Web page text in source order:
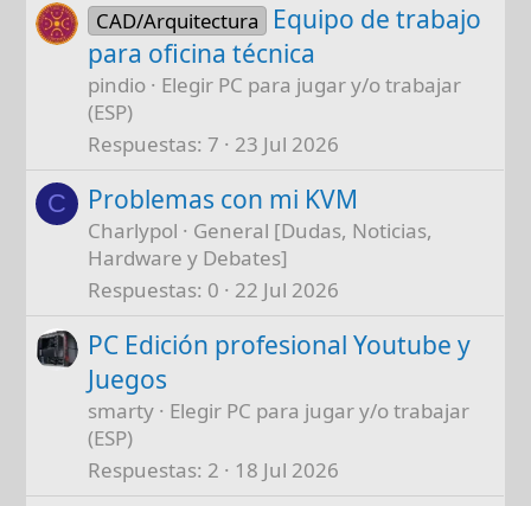
CAD/Arquitectura
Equipo de trabajo
para oficina técnica
pindio
Elegir PC para jugar y/o trabajar
(ESP)
Respuestas 7 23 Jul 2026
C Problemas con mi KVM
Charlypol
General [Dudas, Noticias,
Hardware y Debates]
Respuestas 0 22 Jul 2026
PC Edición profesional Youtube y
Juegos
smarty
Elegir PC para jugar y/o trabajar
(ESP)
Respuestas 2 18 Jul 2026